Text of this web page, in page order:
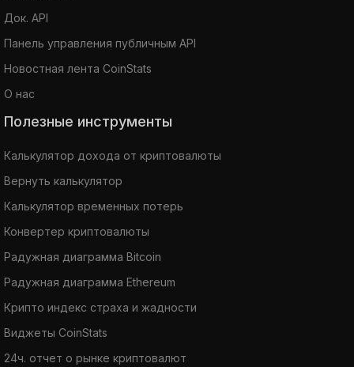
Док. API
Панель управления публичным API
Новостная лента CoinStats
О нас
Полезные инструменты
Калькулятор дохода от криптовалюты
Вернуть калькулятор
Калькулятор временных потерь
Конвертер криптовалюты
Радужная диаграмма Bitcoin
Радужная диаграмма Ethereum
Крипто индекс страха и жадности
Виджеты CoinStats
24ч. отчет о рынке криптовалют